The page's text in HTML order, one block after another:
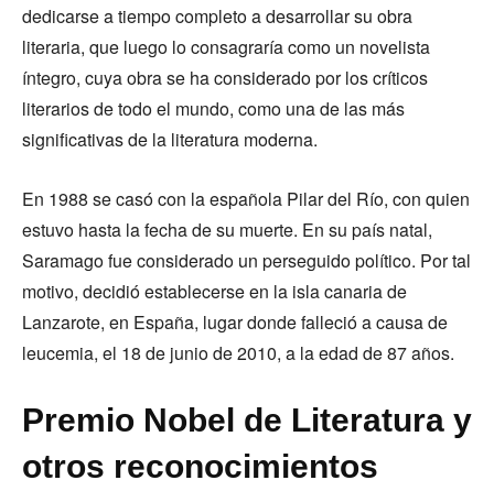
dedicarse a tiempo completo a desarrollar su obra
literaria, que luego lo consagraría como un novelista
íntegro, cuya obra se ha considerado por los críticos
literarios de todo el mundo, como una de las más
significativas de la literatura moderna.
En 1988 se casó con la española Pilar del Río, con quien
estuvo hasta la fecha de su muerte. En su país natal,
Saramago fue considerado un perseguido político. Por tal
motivo, decidió establecerse en la isla canaria de
Lanzarote, en España, lugar donde falleció a causa de
leucemia, el 18 de junio de 2010, a la edad de 87 años.
Premio Nobel de Literatura y
otros reconocimientos